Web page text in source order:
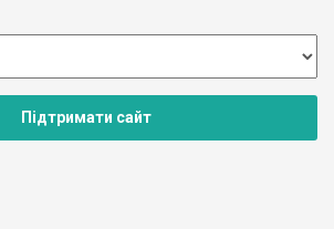
Підтримати сайт